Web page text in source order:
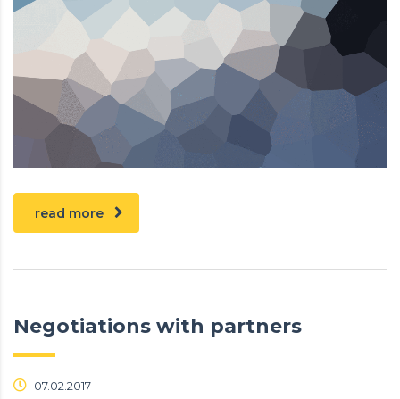
read more
Negotiations with partners
07.02.2017